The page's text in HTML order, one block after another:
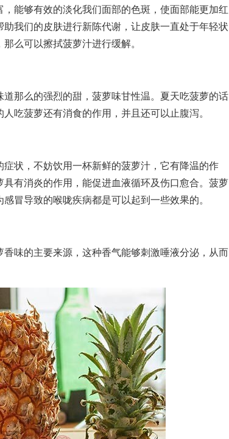
能够有效的淡化我们面部的色斑，使面部能更加红
我们的皮肤进行新陈代谢，让皮肤一直处于年轻状
么可以擦拭菠萝汁进行缓解。
那么的强烈的甜，菠萝味甘性温。夏天吃菠萝的话
吃菠萝还有消食的作用，并且还可以止腹泻。
状，不妨饮用一杯新鲜的菠萝汁，它有降温的作
有消炎的作用，能促进血液循环及伤口愈合。菠萝
冒导致的喉咙疾病都是可以起到一些效果的。
味的主要来源，这种香气能够刺激唾液分泌，从而